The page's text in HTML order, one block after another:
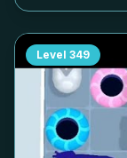
Level 349